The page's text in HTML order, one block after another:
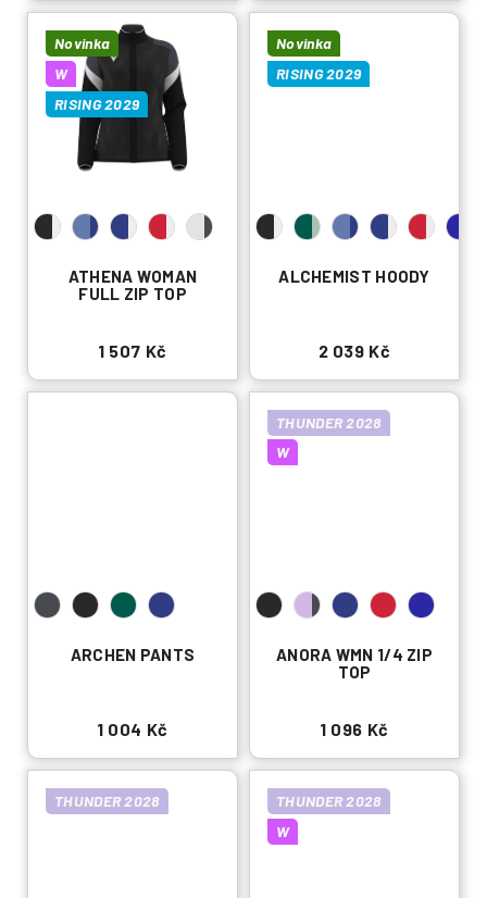
Novinka
W
RISING 2029
ATHENA WOMAN
FULL ZIP TOP
1 507 Kč
Novinka
RISING 2029
ALCHEMIST HOODY
2 039 Kč
ARCHEN PANTS
1 004 Kč
THUNDER 2028
W
ANORA WMN 1/4 ZIP
TOP
1 096 Kč
THUNDER 2028
THUNDER 2028
W